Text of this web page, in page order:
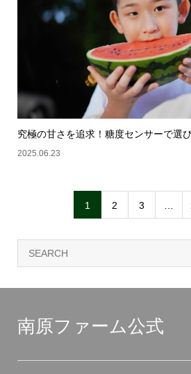
究極の甘さを追求！糖度センサーで選
2025.06.23
1 2 3 …
南原ファーム公式